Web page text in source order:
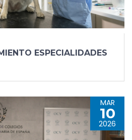
ESPECIALIDADES
MAR
10
2026